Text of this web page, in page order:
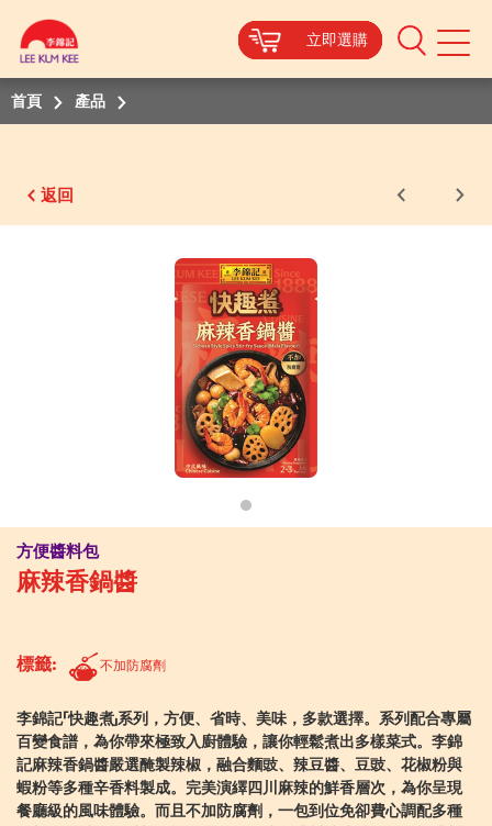
立即選購
Mobile
立即選購
立即選購
立即選購
立即選購
首頁 產品
返回
方便醬料包
麻辣香鍋醬
標籤: 不加防腐劑
李錦記「快趣煮」系列，方便、省時、美味，多款選擇。系列配合專屬
百變食譜，為你帶來極致入廚體驗，讓你輕鬆煮出多樣菜式。李錦
記麻辣香鍋醬嚴選醃製辣椒，融合麵豉、辣豆醬、豆豉、花椒粉與
蝦粉等多種辛香料製成。完美演繹四川麻辣的鮮香層次，為你呈現
餐廳級的風味體驗。而且不加防腐劑，一包到位免卻費心調配多種